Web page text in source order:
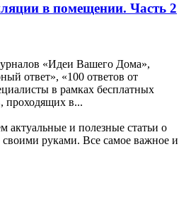
в помещении. Часть 2
«Идеи Вашего Дома»,
ответ», «100 ответов от
в рамках бесплатных
проходящих в...
и полезные статьи о
своими руками. Все самое важное и